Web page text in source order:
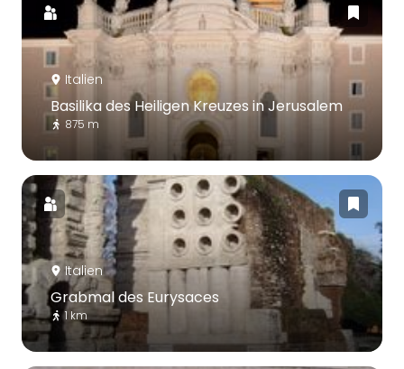
Italien
Basilika des Heiligen Kreuzes in Jerusalem
875 m
Italien
Grabmal des Eurysaces
1 km